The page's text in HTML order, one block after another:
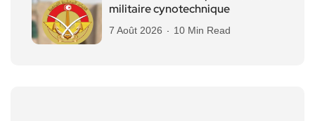
militaire cynotechnique
7 Août 2026 10 Min Read